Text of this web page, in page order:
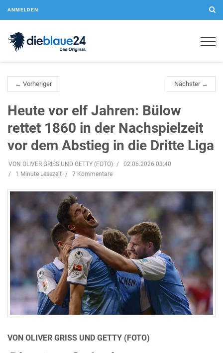
ANMELDEN
← Vorheriger Nächster →
Heute vor elf Jahren: Bülow
rettet 1860 in der Nachspielzeit
vor dem Abstieg in die Dritte Liga
VON OLIVER GRISS UND GETTY (FOTO)
02.06.2026 03:40
1 Minute Lesezeit
7 Kommentare
VON OLIVER GRISS UND GETTY (FOTO)